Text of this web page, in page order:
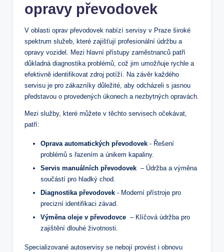
opravy převodovek
V oblasti oprav ⁤převodovek nabízí servisy v Praze široké
spektrum služeb, ‌které⁢ zajišťují profesionální ‌údržbu a
opravy vozidel. Mezi hlavní přístupy zaměstnanců patří
důkladná ​diagnostika problémů, což⁤ jim ‌umožňuje rychle a
efektivně identifikovat zdroj ‍potíží.‍ Na závěr každého
servisu je pro zákazníky důležité,⁢ aby odcházeli s jasnou
představou o provedených úkonech a nezbytných opravách.
Mezi služby, ⁤které můžete v těchto servisech očekávat,
patří:
Oprava automatických převodovek -⁣ Řešení
problémů s řazením ⁤a​ únikem⁢ kapaliny.
Servis manuálních převodovek ​ – Údržba a výměna
součástí pro hladký chod.
Diagnostika ⁣převodovek -⁣ Moderní‍ přístroje pro ​
precizní identifikaci závad.
Výměna⁤ oleje⁣ v převodovce ​ – Klíčová údržba pro‌
zajištění dlouhé ‌životnosti.
Specializované autoservisy se nebojí provést i obnovu